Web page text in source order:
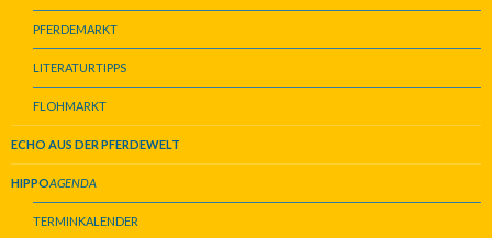
PFERDEMARKT
LITERATURTIPPS
FLOHMARKT
ECHO AUS DER PFERDEWELT
HIPPOAGENDA
TERMINKALENDER